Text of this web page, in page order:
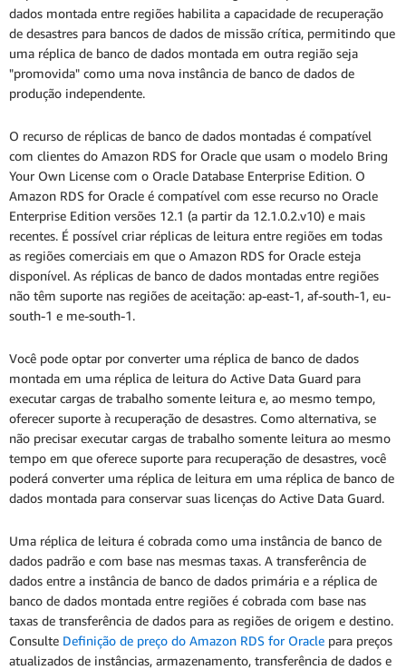
dados montada entre regiões habilita a capacidade de recuperação
de desastres para bancos de dados de missão crítica, permitindo que
uma réplica de banco de dados montada em outra região seja
"promovida" como uma nova instância de banco de dados de
produção independente.
O recurso de réplicas de banco de dados montadas é compatível
com clientes do Amazon RDS for Oracle que usam o modelo Bring
Your Own License com o Oracle Database Enterprise Edition. O
Amazon RDS for Oracle é compatível com esse recurso no Oracle
Enterprise Edition versões 12.1 (a partir da 12.1.0.2.v10) e mais
recentes. É possível criar réplicas de leitura entre regiões em todas
as regiões comerciais em que o Amazon RDS for Oracle esteja
disponível. As réplicas de banco de dados montadas entre regiões
não têm suporte nas regiões de aceitação: ap-east-1, af-south-1, eu-
south-1 e me-south-1.
Você pode optar por converter uma réplica de banco de dados
montada em uma réplica de leitura do Active Data Guard para
executar cargas de trabalho somente leitura e, ao mesmo tempo,
oferecer suporte à recuperação de desastres. Como alternativa, se
não precisar executar cargas de trabalho somente leitura ao mesmo
tempo em que oferece suporte para recuperação de desastres, você
poderá converter uma réplica de leitura em uma réplica de banco de
dados montada para conservar suas licenças do Active Data Guard.
Uma réplica de leitura é cobrada como uma instância de banco de
dados padrão e com base nas mesmas taxas. A transferência de
dados entre a instância de banco de dados primária e a réplica de
banco de dados montada entre regiões é cobrada com base nas
taxas de transferência de dados para as regiões de origem e destino.
Consulte Definição de preço do Amazon RDS for Oracle para preços
atualizados de instâncias, armazenamento, transferência de dados e